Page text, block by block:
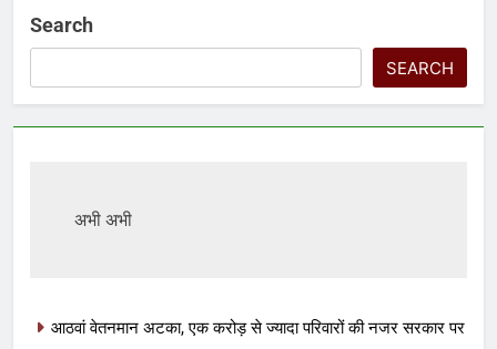
Search
SEARCH
अभी अभी
आठवां वेतनमान अटका, एक करोड़ से ज्यादा परिवारों की नजर सरकार पर